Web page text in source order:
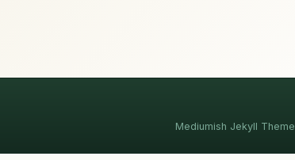
Mediumish Jekyll Theme